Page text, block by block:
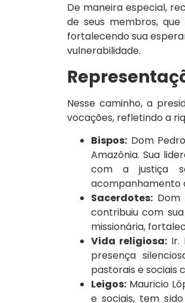
De maneira especial,
de seus membros,
fortalecendo sua
vulnerabilidade.
Nesse caminho, a
vocações, refletindo a
Bispos: Dom
Amazônia. Sua
com a justiça
acompanhamento
Sacerdotes: Dom
contribuiu com
missionária,
Vida religiosa:Ir.
presença
pastorais e sociais
Leigos: Mauricio
e sociais, tem